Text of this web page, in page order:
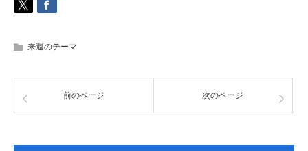
来週のテーマ
前のページ 次のページ